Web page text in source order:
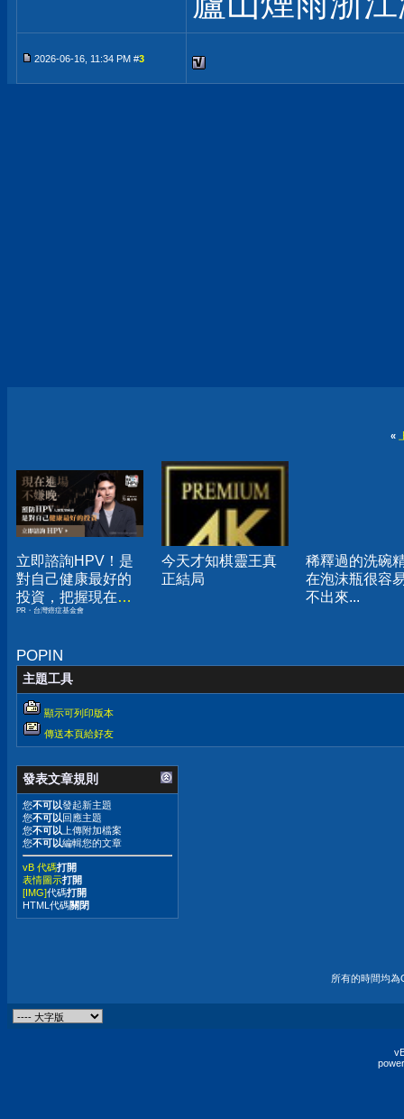
2026-06-16, 11:34 PM #3
«
立即諮詢HPV！是
對自己健康最好的
投資，把握現在不
嫌晚！
PR・台灣癌症基金會
今天才知棋靈王真
正結局
稀釋過的洗碗
在泡沫瓶很容
不出來...
POPIN
主題工具
顯示可列印版本
傳送本頁給好友
發表文章規則
您不可以發起新主題
您不可以回應主題
您不可以 上傳附加檔案
您不可以編輯您的文章
vB 代碼打開
表情圖示打開
[IMG]代碼打開
HTML代碼關閉
所有的時間均為